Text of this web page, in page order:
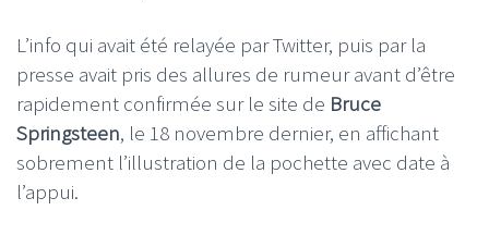
L’info qui avait été relayée par Twitter, puis par la
presse avait pris des allures de rumeur avant d’être
rapidement confirmée sur le site de Bruce
Springsteen, le 18 novembre dernier, en affichant
sobrement l’illustration de la pochette avec date à
l’appui.